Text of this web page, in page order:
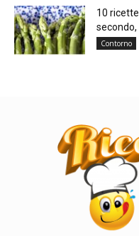
10
secondo,
Contorno